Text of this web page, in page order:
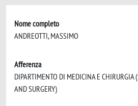
Nome completo
ANDREOTTI, MASSIMO
Afferenza
DIPARTIMENTO DI MEDICINA E CHIRURGIA
AND SURGERY)